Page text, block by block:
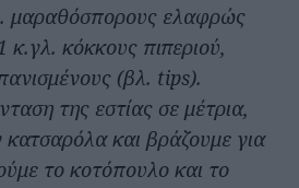
μαραθόσπορους ελαφρώς
κ.γλ. κόκκους πιπεριού,
(βλ. tips).
της εστίας σε μέτρια,
και βράζουμε για
το κοτόπουλο και το